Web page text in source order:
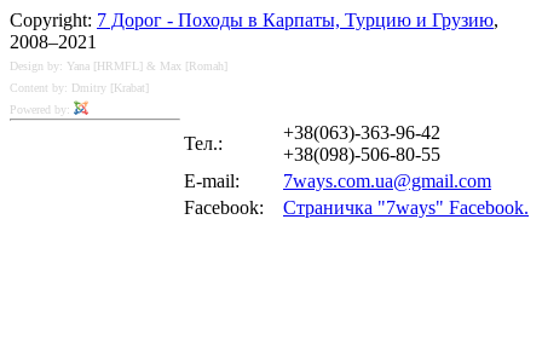
Copyright: 7 Дорог - Походы в Карпаты, Турцию и Грузию,
2008–2021
Design by: Yana [HRMFL] & Max [Romah]
Content by: Dmitry [Krabat]
Powered by:
Тел.:
+38(063)-363-96-42
+38(098)-506-80-55
E-mail:
7ways.com.ua@gmail.com
Facebook:
Страничка "7ways" Facebook.